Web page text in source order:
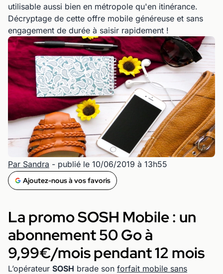
utilisable aussi bien en métropole qu'en itinérance.
Décryptage de cette offre mobile généreuse et sans
engagement de durée à saisir rapidement !
Par Sandra - publié le 10/06/2019 à 13h55
Ajoutez-nous à vos favoris
La promo SOSH Mobile : un
abonnement 50 Go à
9,99€/mois pendant 12 mois
L’opérateur SOSH brade son forfait mobile sans